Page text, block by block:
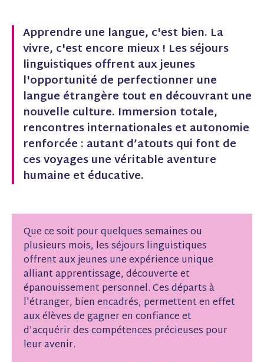
g
e
r
s
u
r
F
a
c
e
b
o
o
k
v
e
l
l
e
e
n
ê
r
e
g
e
r
r
L
i
n
k
e
d
I
n
v
e
e
n
ê
r
e
P
i
t
e
u
Apprendre une langue, c'est bien. La
vivre, c'est encore mieux ! Les séjours
linguistiques offrent aux jeunes
l'opportunité de perfectionner une
langue étrangère tout en découvrant une
nouvelle culture. Immersion totale,
rencontres internationales et autonomie
renforcée : autant d’atouts qui font de
ces voyages une véritable aventure
humaine et éducative.
Que ce soit pour quelques semaines ou
plusieurs mois, les séjours linguistiques
offrent aux jeunes une expérience unique
alliant apprentissage, découverte et
épanouissement personnel. Ces départs à
l'étranger, bien encadrés, permettent en effet
aux élèves de gagner en confiance et
d’acquérir des compétences précieuses pour
leur avenir.